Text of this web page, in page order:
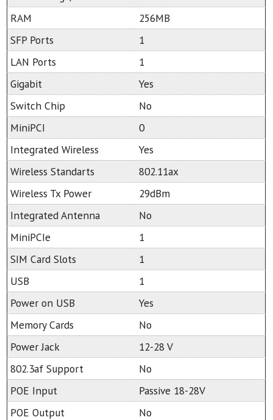
RAM
256MB
SFP Ports
1
LAN Ports
1
Gigabit
Yes
Switch Chip
No
MiniPCI
0
Integrated Wireless
Yes
Wireless Standarts
802.11ax
Wireless Tx Power
29dBm
Integrated Antenna
No
MiniPCIe
1
SIM Card Slots
1
USB
1
Power on USB
Yes
Memory Cards
No
Power Jack
12-28 V
802.3af Support
No
POE Input
Passive 18-28V
POE Output
No